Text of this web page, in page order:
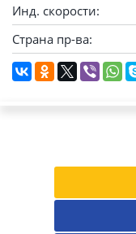
Инд. скорости:
Страна пр-ва: